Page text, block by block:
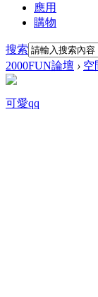
應用
購物
搜索
2000FUN論壇 › 空
可愛qq